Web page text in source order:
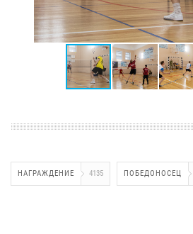
НАГРАЖДЕНИЕ 4135 ПОБЕДОНОСЕЦ